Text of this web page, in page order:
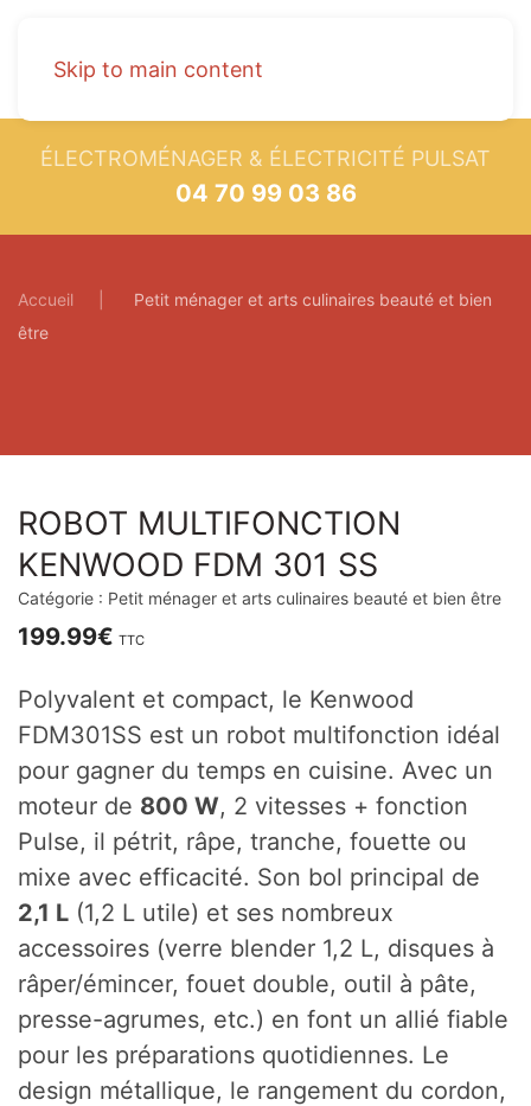
Skip to main content
ÉLECTROMÉNAGER & ÉLECTRICITÉ PULSAT
04 70 99 03 86
Accueil
Petit ménager et arts culinaires beauté et bien
être
ROBOT MULTIFONCTION
KENWOOD FDM 301 SS
Catégorie : Petit ménager et arts culinaires beauté et bien être
199.99€ TTC
Polyvalent et compact, le Kenwood
FDM301SS est un robot multifonction idéal
pour gagner du temps en cuisine. Avec un
moteur de 800 W, 2 vitesses + fonction
Pulse, il pétrit, râpe, tranche, fouette ou
mixe avec efficacité. Son bol principal de
2,1 L (1,2 L utile) et ses nombreux
accessoires (verre blender 1,2 L, disques à
râper/émincer, fouet double, outil à pâte,
presse-agrumes, etc.) en font un allié fiable
pour les préparations quotidiennes. Le
design métallique, le rangement du cordon,